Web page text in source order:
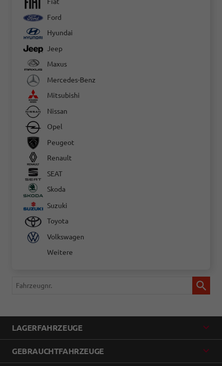
Ford
Hyundai
Jeep
Maxus
Mercedes-Benz
Mitsubishi
Nissan
Opel
Peugeot
Renault
SEAT
Skoda
Suzuki
Toyota
Volkswagen
Weitere
Fahrzeugnr.
LAGERFAHRZEUGE
GEBRAUCHTFAHRZEUGE